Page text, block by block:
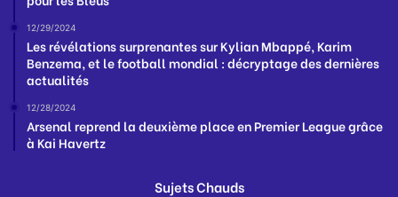
12/29/2024
Les révélations surprenantes sur Kylian Mbappé, Karim
Benzema, et le football mondial : décryptage des dernières
actualités
12/28/2024
Arsenal reprend la deuxième place en Premier League grâce
à Kai Havertz
Sujets Chauds